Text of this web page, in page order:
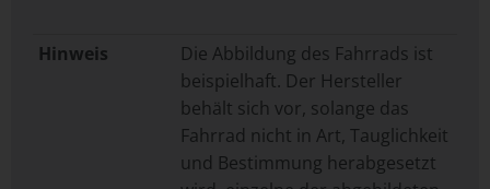
Hinweis
Die Abbildung des Fahrrads ist
beispielhaft. Der Hersteller
behält sich vor, solange das
Fahrrad nicht in Art, Tauglichkeit
und Bestimmung herabgesetzt